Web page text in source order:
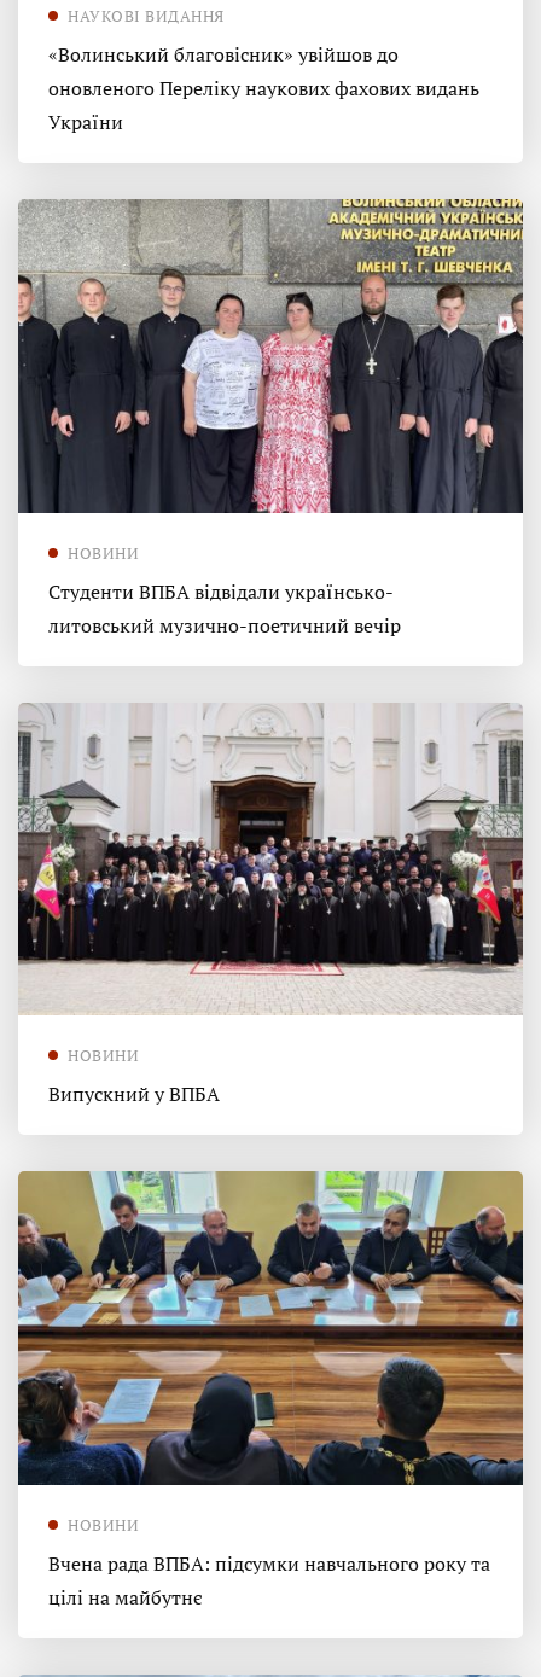
НАУКОВІ ВИДАННЯ
«Волинський благовісник» увійшов до
оновленого Переліку наукових фахових видань
України
НОВИНИ
Студенти ВПБА відвідали українсько-
литовський музично-поетичний вечір
НОВИНИ
Випускний у ВПБА
НОВИНИ
Вчена рада ВПБА: підсумки навчального року та
цілі на майбутнє